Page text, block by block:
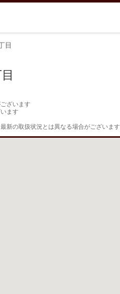
目
ざいます
ます
新の取扱状況とは異なる場合がございます